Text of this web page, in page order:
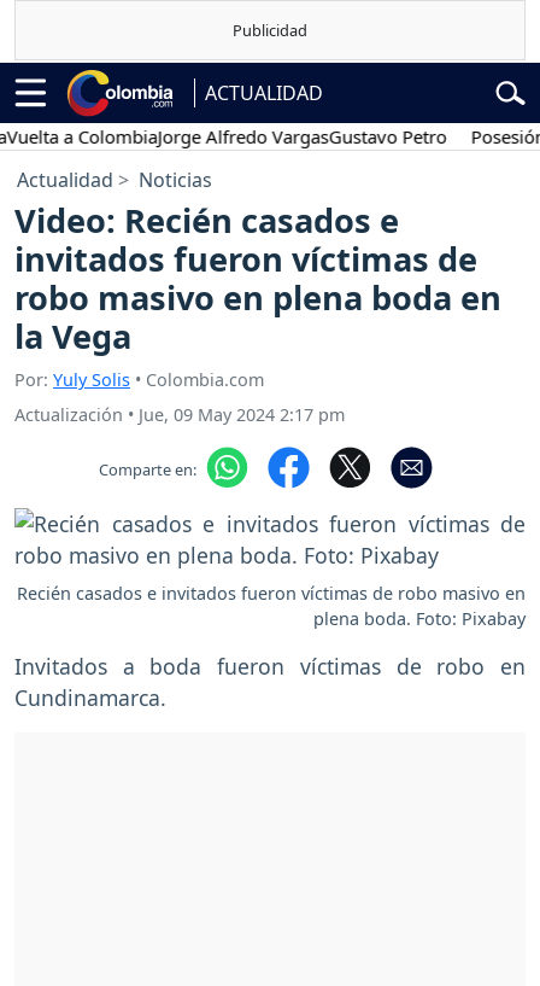
ACTUALIDAD
a ColombiaJorge Alfredo VargasGustavo Petro Posesión
Actualidad Noticias
Video: Recién casados e
invitados fueron víctimas de
robo masivo en plena boda en
la Vega
Por: Yuly Solis • Colombia.com
Actualización • Jue, 09 May 2024 2:17 pm
Comparte en:
Recién casados e invitados fueron víctimas de robo masivo en
plena boda. Foto: Pixabay
Invitados a boda fueron víctimas de robo en
Cundinamarca.